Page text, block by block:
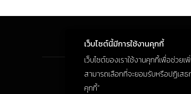
เว็บไซต์นี้มีการใช้งานคุกกี้
เว็บไซต์ของเราใช้งานคุกกี้เพื่อช่วย
สามารถเลือกที่จะยอมรับหรือปฏิเสธ
คุกกี้”